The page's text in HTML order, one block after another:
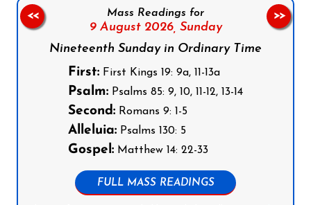
Mass Readings for
9 August 2026, Sunday
Nineteenth Sunday in Ordinary Time
First: First Kings 19: 9a, 11-13a
Psalm: Psalms 85: 9, 10, 11-12, 13-14
Second: Romans 9: 1-5
Alleluia: Psalms 130: 5
Gospel: Matthew 14: 22-33
FULL MASS READINGS
<< >>